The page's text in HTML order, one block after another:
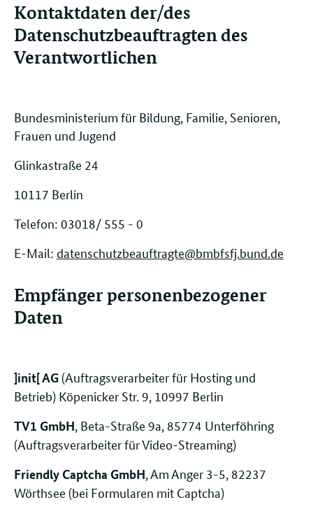
Kontaktdaten der/des
Datenschutzbeauftragten des
Verantwortlichen
Bundesministerium für Bildung, Familie, Senioren,
Frauen und Jugend
Glinkastraße 24
10117 Berlin
Telefon: 03018/ 555 - 0
E-Mail: datenschutzbeauftragte@bmbfsfj.bund.de
Empfänger personenbezogener
Daten
]init[ AG (Auftragsverarbeiter für Hosting und
Betrieb) Köpenicker Str. 9, 10997 Berlin
TV1 GmbH, Beta-Straße 9a, 85774 Unterföhring
(Auftragsverarbeiter für Video-Streaming)
Friendly Captcha GmbH, Am Anger 3-5, 82237
Wörthsee (bei Formularen mit Captcha)